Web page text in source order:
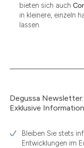
bieten sich auch
in kleinere, einzeln
lassen.
Degussa Newsletter:
Exklusive
Bleiben Sie stets
Entwicklungen im